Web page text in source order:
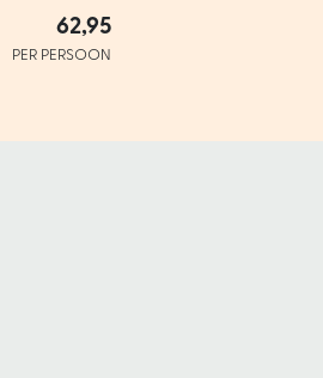
62,95
PER PERSOON